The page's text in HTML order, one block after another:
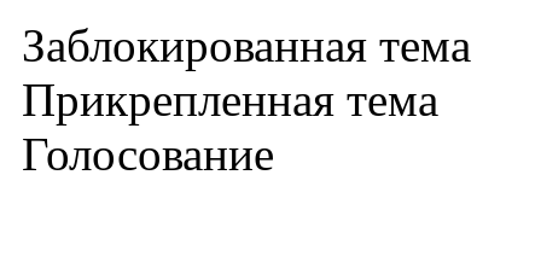
Заблокированная тема
Прикрепленная тема
Голосование